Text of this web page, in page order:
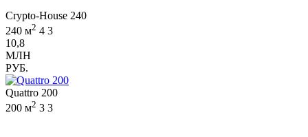
Crypto-House 240
240 м2 4 3
10,8
МЛН
РУБ.
Quattro 200
200 м2 3 3